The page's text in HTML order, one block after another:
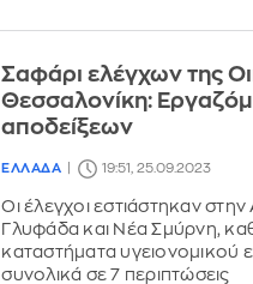
Σαφάρι ελέγχων της
Θεσσαλονίκη:
αποδείξεων
ΕΛΛΑΔΑ 19:51, 25.09.2023
Οι έλεγχοι εστιάστηκαν
Γλυφάδα και Νέα Σμύρνη,
καταστήματα υγειονομικού
συνολικά σε 7 περιπτώσεις